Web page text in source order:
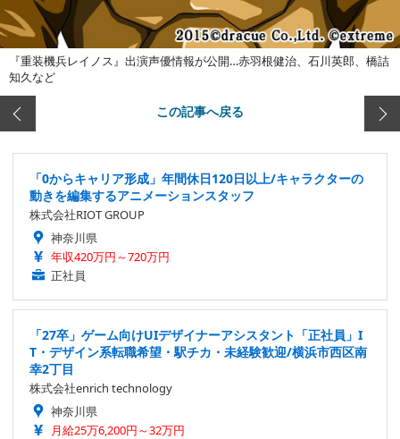
『重装機兵レイノス』出演声優情報が公開…赤羽根健治、石川英郎、橋詰
知久など
この記事へ戻る
「0からキャリア形成」年間休日120日以上/キャラクターの
動きを編集するアニメーションスタッフ
株式会社RIOT GROUP
神奈川県
年収420万円～720万円
正社員
「27卒」ゲーム向けUIデザイナーアシスタント「正社員」I
T・デザイン系転職希望・駅チカ・未経験歓迎/横浜市西区南
幸2丁目
株式会社enrich technology
神奈川県
月給25万6,200円～32万円